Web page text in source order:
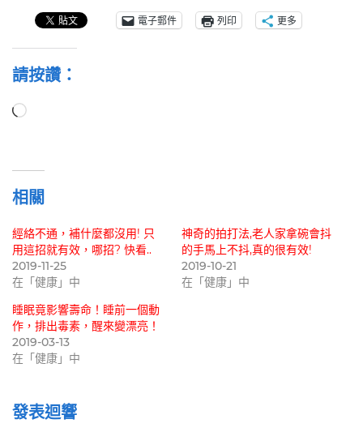
電子郵件 列印 更多
請按讚：
正
相關
經絡不通，補什麼都沒用! 只
用這招就有效，哪招? 快看..
2019-11-25
在「健康」中
神奇的拍打法,老人家拿碗會抖
的手馬上不抖,真的很有效!
2019-10-21
在「健康」中
睡眠竟影響壽命！睡前一個動
作，排出毒素，醒來變漂亮！
2019-03-13
在「健康」中
發表迴響